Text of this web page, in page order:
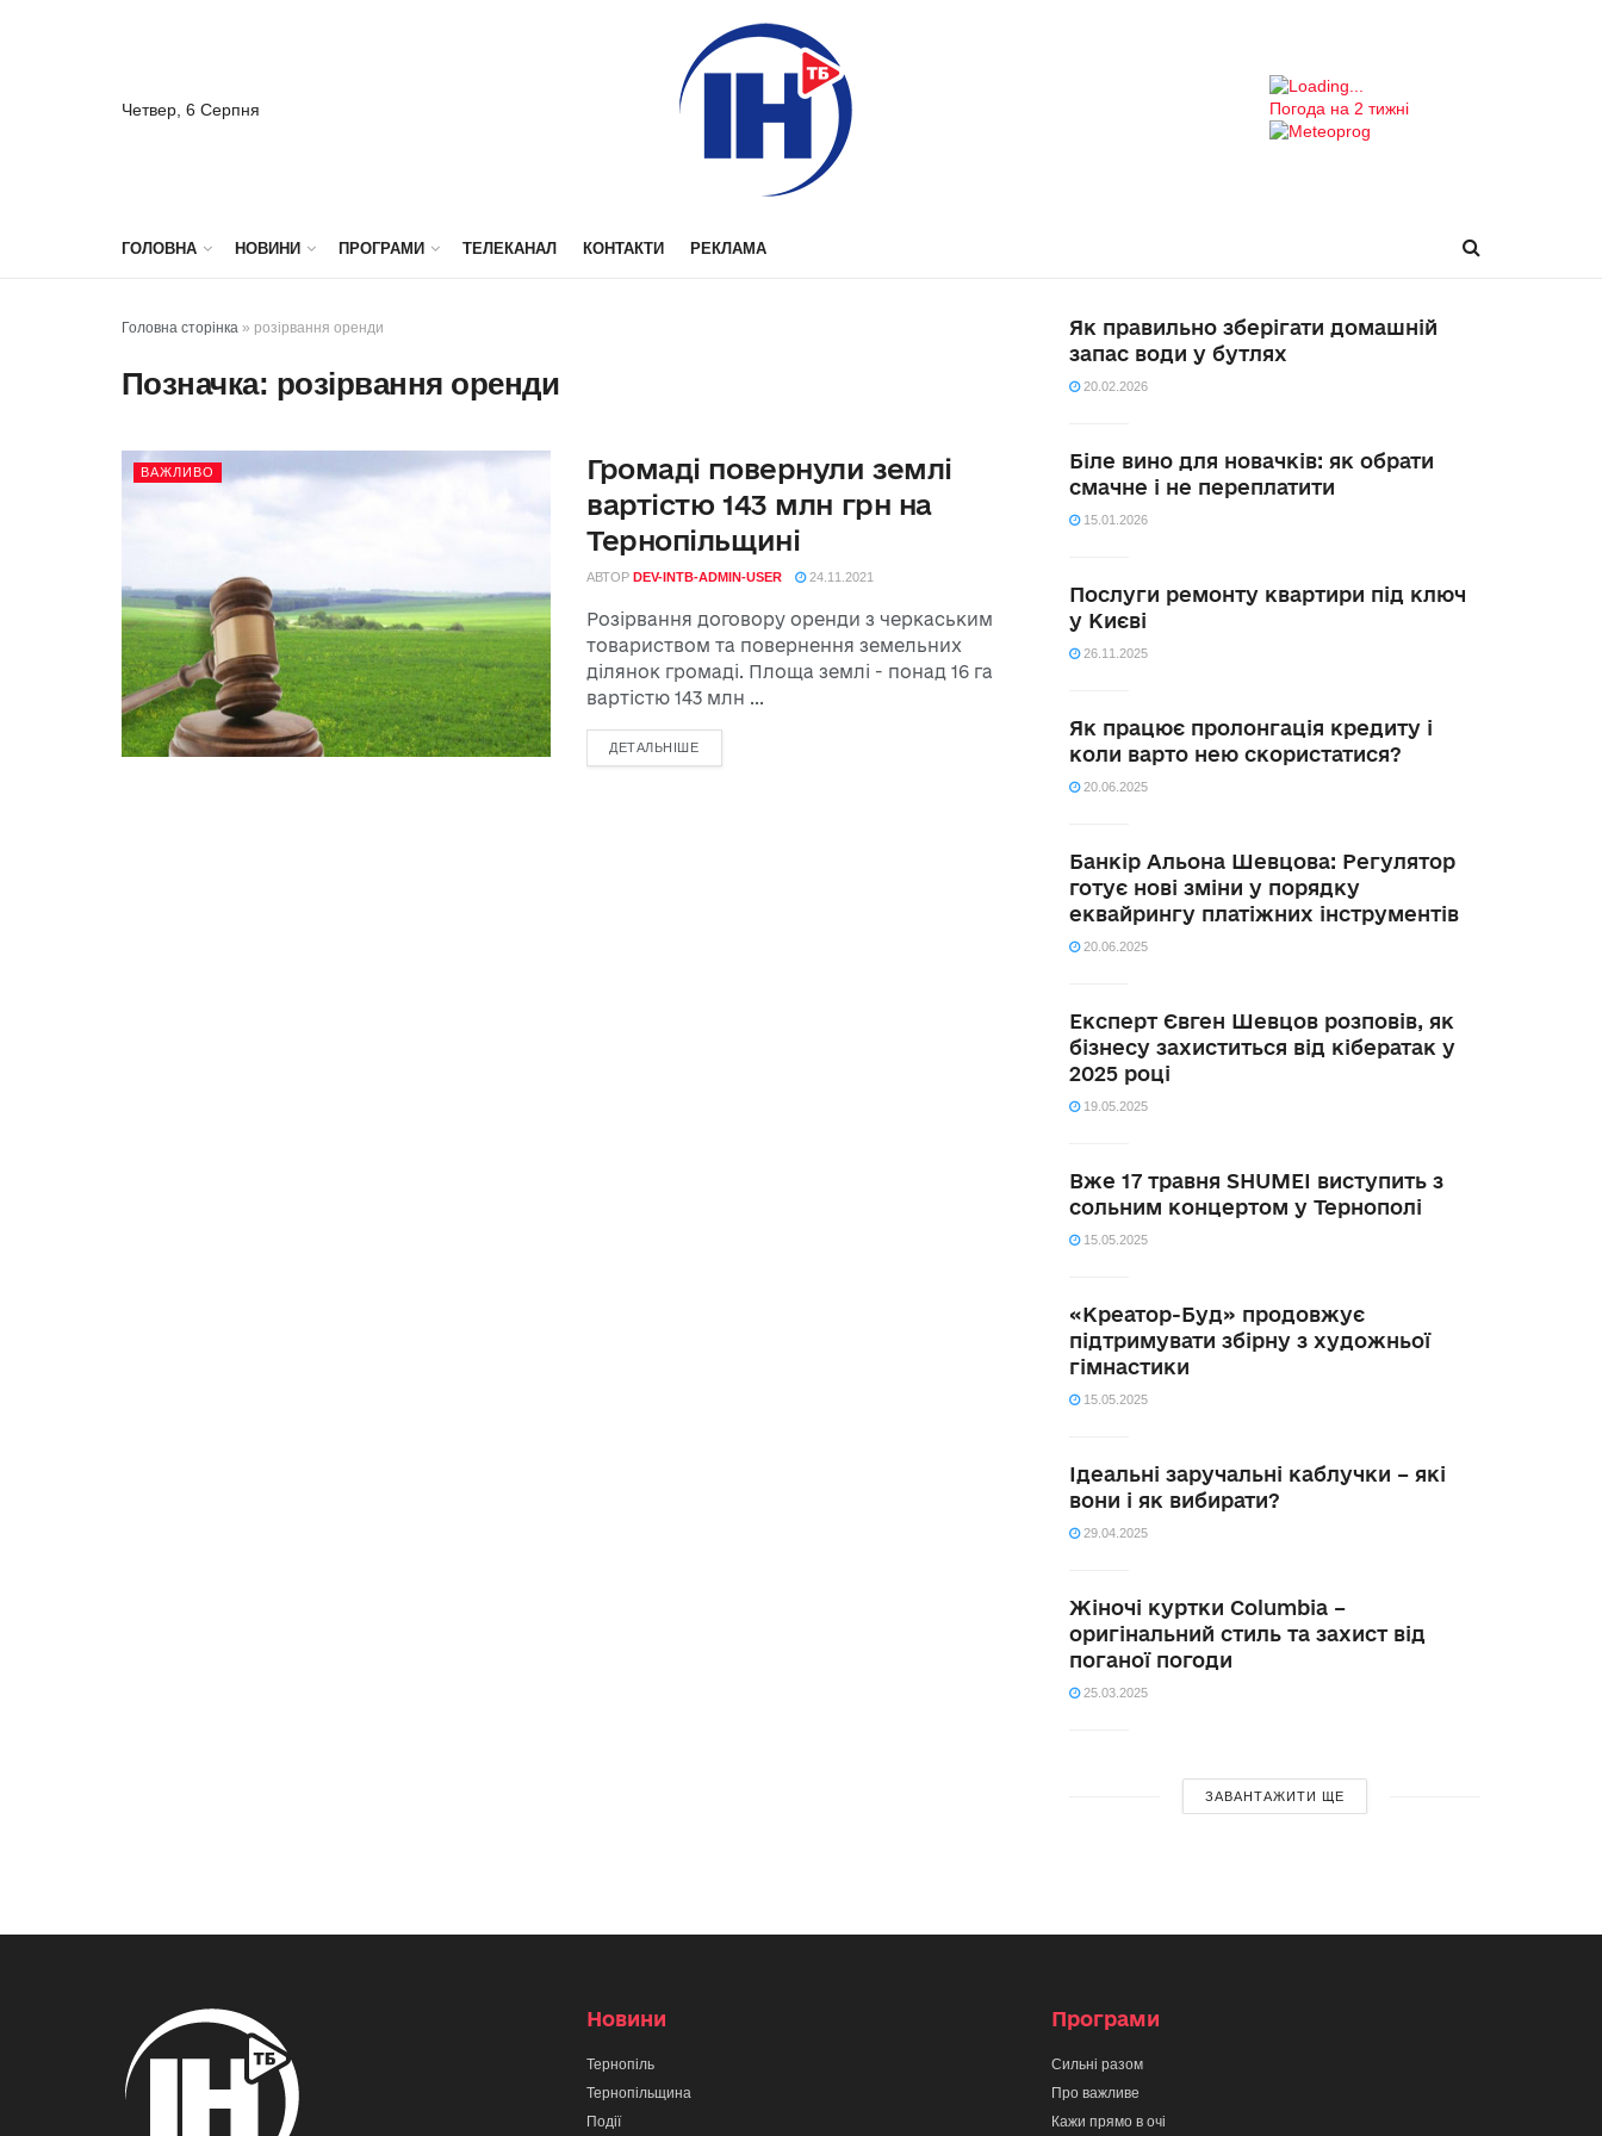
Четвер, 6 Серпня Погода на 2 тижні
ГОЛОВНА НОВИНИ ПРОГРАМИ ТЕЛЕКАНАЛ КОНТАКТИ РЕКЛАМА
Головна сторінка » розірвання оренди
Позначка: розірвання оренди
ВАЖЛИВО
Громаді повернули землі
вартістю 143 млн грн на
Тернопільщині
АВТОР DEV-INTB-ADMIN-USER 24.11.2021
Розірвання договору оренди з черкаським
товариством та повернення земельних
ділянок громаді. Площа землі - понад 16 га
вартістю 143 млн ...
ДЕТАЛЬНІШЕ
Як правильно зберігати домашній
запас води у бутлях
20.02.2026
Біле вино для новачків: як обрати
смачне і не переплатити
15.01.2026
Послуги ремонту квартири під ключ
у Києві
26.11.2025
Як працює пролонгація кредиту і
коли варто нею скористатися?
20.06.2025
Банкір Альона Шевцова: Регулятор
готує нові зміни у порядку
еквайрингу платіжних інструментів
20.06.2025
Експерт Євген Шевцов розповів, як
бізнесу захиститься від кібератак у
2025 році
19.05.2025
Вже 17 травня SHUMEI виступить з
сольним концертом у Тернополі
15.05.2025
«Креатор-Буд» продовжує
підтримувати збірну з художньої
гімнастики
15.05.2025
Ідеальні заручальні каблучки – які
вони і як вибирати?
29.04.2025
Жіночі куртки Columbia –
оригінальний стиль та захист від
поганої погоди
25.03.2025
ЗАВАНТАЖИТИ ЩЕ
Новини
Тернопіль
Тернопільщина
Події
Програми
Сильні разом
Про важливе
Кажи прямо в очі